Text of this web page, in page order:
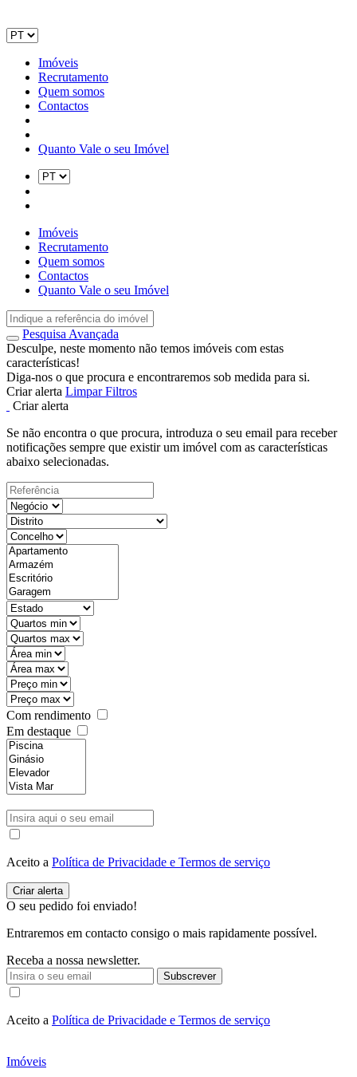
Imóveis
Recrutamento
Quem somos
Contactos
Quanto Vale o seu Imóvel
Imóveis
Recrutamento
Quem somos
Contactos
Quanto Vale o seu Imóvel
Pesquisa Avançada
Desculpe, neste momento não temos imóveis com estas
características!
Diga-nos o que procura e encontraremos sob medida para si.
Criar alerta Limpar Filtros
Criar alerta
Se não encontra o que procura, introduza o seu email para receber
notificações sempre que existir um imóvel com as características
abaixo selecionadas.
Com rendimento
Em destaque
Aceito a Política de Privacidade e Termos de serviço
O seu pedido foi enviado!
Entraremos em contacto consigo o mais rapidamente possível.
Receba a nossa newsletter.
Subscrever
Aceito a Política de Privacidade e Termos de serviço
Imóveis